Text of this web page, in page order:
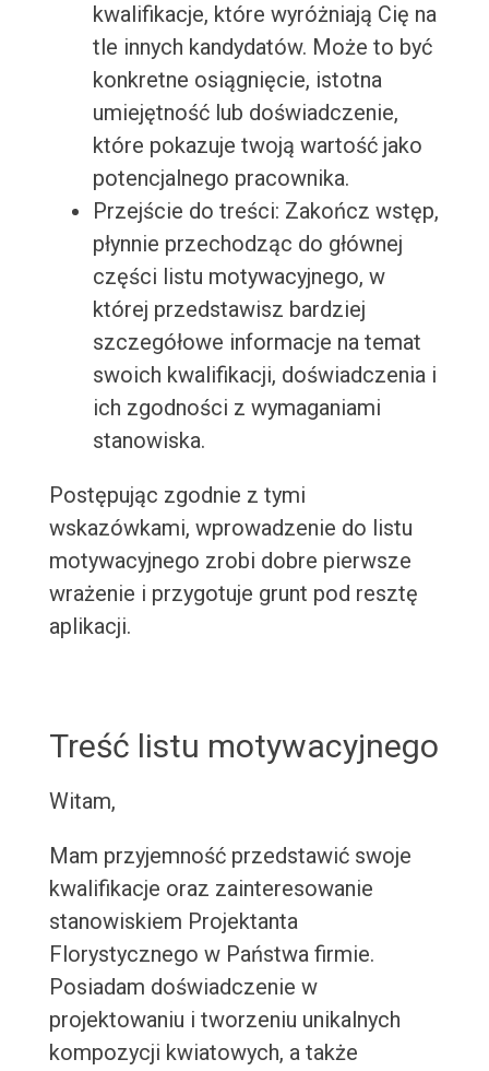
kwalifikacje, które wyróżniają Cię na
tle innych kandydatów. Może to być
konkretne osiągnięcie, istotna
umiejętność lub doświadczenie,
które pokazuje twoją wartość jako
potencjalnego pracownika.
Przejście do treści: Zakończ wstęp,
płynnie przechodząc do głównej
części listu motywacyjnego, w
której przedstawisz bardziej
szczegółowe informacje na temat
swoich kwalifikacji, doświadczenia i
ich zgodności z wymaganiami
stanowiska.
Postępując zgodnie z tymi
wskazówkami, wprowadzenie do listu
motywacyjnego zrobi dobre pierwsze
wrażenie i przygotuje grunt pod resztę
aplikacji.
Treść listu motywacyjnego
Witam,
Mam przyjemność przedstawić swoje
kwalifikacje oraz zainteresowanie
stanowiskiem Projektanta
Florystycznego w Państwa firmie.
Posiadam doświadczenie w
projektowaniu i tworzeniu unikalnych
kompozycji kwiatowych, a także